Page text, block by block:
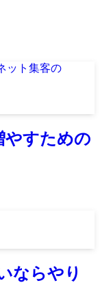
やすための
ならやり